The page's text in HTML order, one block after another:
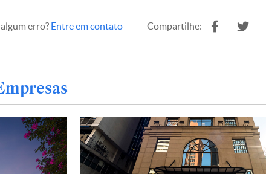
erro? Entre em contato Compartilhe: